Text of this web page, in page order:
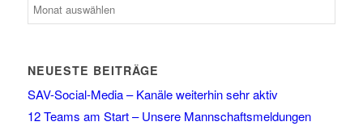
NEUESTE BEITRÄGE
SAV-Social-Media – Kanäle weiterhin sehr aktiv
12 Teams am Start – Unsere Mannschaftsmeldungen